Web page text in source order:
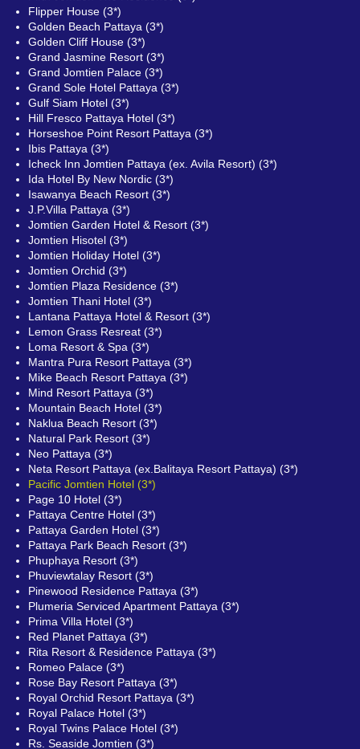
Flipper House (3*)
Golden Beach Pattaya (3*)
Golden Cliff House (3*)
Grand Jasmine Resort (3*)
Grand Jomtien Palace (3*)
Grand Sole Hotel Pattaya (3*)
Gulf Siam Hotel (3*)
Hill Fresco Pattaya Hotel (3*)
Horseshoe Point Resort Pattaya (3*)
Ibis Pattaya (3*)
Icheck Inn Jomtien Pattaya (ex. Avila Resort) (3*)
Ida Hotel By New Nordic (3*)
Isawanya Beach Resort (3*)
J.P.Villa Pattaya (3*)
Jomtien Garden Hotel & Resort (3*)
Jomtien Hisotel (3*)
Jomtien Holiday Hotel (3*)
Jomtien Orchid (3*)
Jomtien Plaza Residence (3*)
Jomtien Thani Hotel (3*)
Lantana Pattaya Hotel & Resort (3*)
Lemon Grass Resreat (3*)
Loma Resort & Spa (3*)
Mantra Pura Resort Pattaya (3*)
Mike Beach Resort Pattaya (3*)
Mind Resort Pattaya (3*)
Mountain Beach Hotel (3*)
Naklua Beach Resort (3*)
Natural Park Resort (3*)
Neo Pattaya (3*)
Neta Resort Pattaya (ex.Balitaya Resort Pattaya) (3*)
Pacific Jomtien Hotel (3*)
Page 10 Hotel (3*)
Pattaya Centre Hotel (3*)
Pattaya Garden Hotel (3*)
Pattaya Park Beach Resort (3*)
Phuphaya Resort (3*)
Phuviewtalay Resort (3*)
Pinewood Residence Pattaya (3*)
Plumeria Serviced Apartment Pattaya (3*)
Prima Villa Hotel (3*)
Red Planet Pattaya (3*)
Rita Resort & Residence Pattaya (3*)
Romeo Palace (3*)
Rose Bay Resort Pattaya (3*)
Royal Orchid Resort Pattaya (3*)
Royal Palace Hotel (3*)
Royal Twins Palace Hotel (3*)
Rs. Seaside Jomtien (3*)